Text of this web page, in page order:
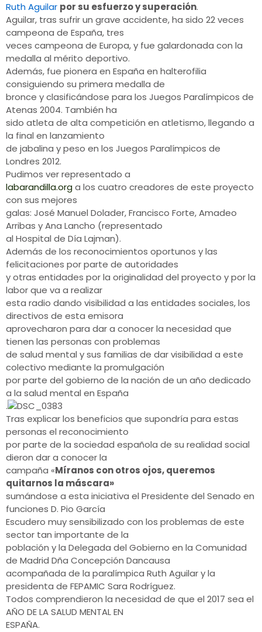
Ruth Aguilar por su esfuerzo y superación.
Aguilar, tras sufrir un grave accidente, ha sido 22 veces
campeona de España, tres
veces campeona de Europa, y fue galardonada con la
medalla al mérito deportivo.
Además, fue pionera en España en halterofilia
consiguiendo su primera medalla de
bronce y clasificándose para los Juegos Paralímpicos de
Atenas 2004. También ha
sido atleta de alta competición en atletismo, llegando a
la final en lanzamiento
de jabalina y peso en los Juegos Paralímpicos de
Londres 2012.
Pudimos ver representado a
labarandilla.orga los cuatro creadores de este proyecto
con sus mejores
galas: José Manuel Dolader, Francisco Forte, Amadeo
Arribas y Ana Lancho (representado
al Hospital de Día Lajman).
Además de los reconocimientos oportunos y las
felicitaciones por parte de autoridades
y otras entidades por la originalidad del proyecto y por la
labor que va a realizar
esta radio dando visibilidad a las entidades sociales, los
directivos de esta emisora
aprovecharon para dar a conocer la necesidad que
tienen las personas con problemas
de salud mental y sus familias de dar visibilidad a este
colectivo mediante la promulgación
por parte del gobierno de la nación de un año dedicado
a la salud mental en España
.
Tras explicar los beneficios que supondría para estas
personas el reconocimiento
por parte de la sociedad española de su realidad social
dieron dar a conocer la
campaña «Míranos con otros ojos, queremos
quitarnos la máscara»
sumándose a esta iniciativa el Presidente del Senado en
funciones D. Pio García
Escudero muy sensibilizado con los problemas de este
sector tan importante de la
población y la Delegada del Gobierno en la Comunidad
de Madrid Dña Concepción Dancausa
acompañada de la paralímpica Ruth Aguilar y la
presidenta de FEPAMIC Sara Rodríguez.
Todos comprendieron la necesidad de que el 2017 sea el
AÑO DE LA SALUD MENTAL EN
ESPAÑA.